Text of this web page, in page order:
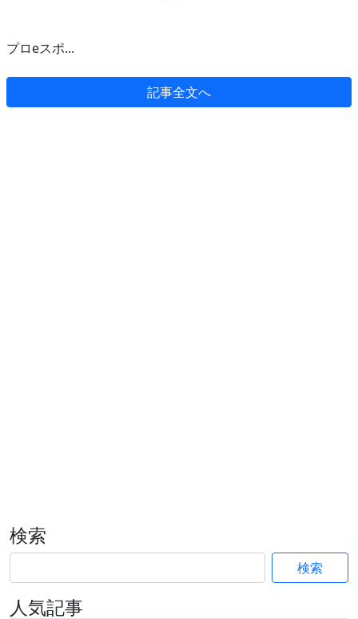
プロeスポ...
記事全文へ
検索
検索
人気記事